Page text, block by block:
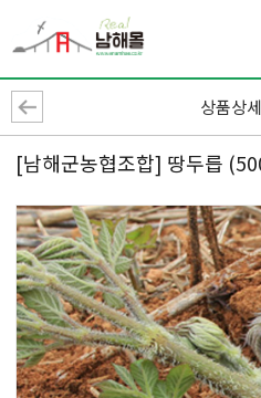
상품상
[남해군농협조합] 땅두릅